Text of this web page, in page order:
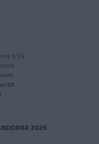
D'Ús
2026